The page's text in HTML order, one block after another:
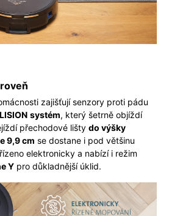
zajišťují senzory proti pádu
sys­tém, který šetrně objíždí
přechodové lišty do výšky
9,9 cm se dostane i pod většinu
elektronicky a nabízí i režim
Y pro důkladnější úklid.